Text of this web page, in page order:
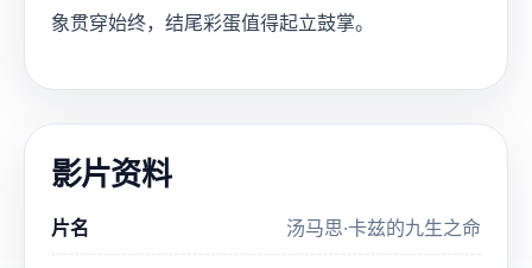
象贯穿始终，结尾彩蛋值得起立鼓掌。
影片资料
片名 汤马思·卡兹的九生之命